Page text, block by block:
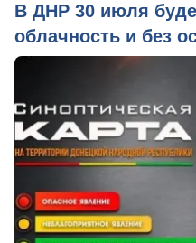
В ДНР 30 июля
облачность и без